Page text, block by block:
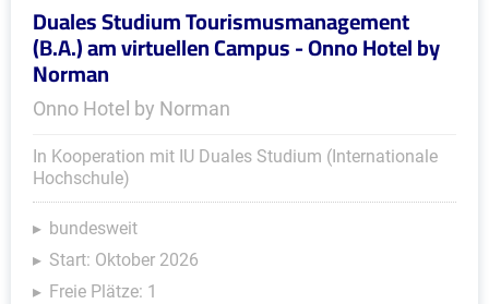
Duales Studium Tourismusmanagement
(B.A.) am virtuellen Campus - Onno Hotel by
Norman
Onno Hotel by Norman
In Kooperation mit IU Duales Studium (Internationale
Hochschule)
bundesweit
Start: Oktober 2026
Freie Plätze: 1